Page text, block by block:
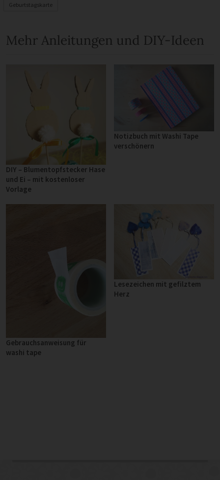
Geburtstagskarte
Mehr Anleitungen und DIY-Ideen
DIY – Blumentopfstecker Hase
und Ei – mit kostenloser
Vorlage
Notizbuch mit Washi Tape
verschönern
Gebrauchsanweisung für
washi tape
Lesezeichen mit gefilztem
Herz